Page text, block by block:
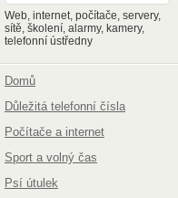
Web, internet, počítače, servery,
sítě, školení, alarmy, kamery,
telefonní ústředny
Domů
Důležitá telefonní čísla
Počítače a internet
Sport a volný čas
Psí útulek